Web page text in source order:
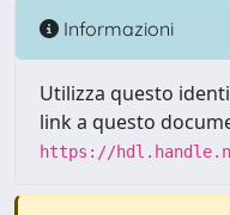
Informazioni
Utilizza questo
link a questo
https://